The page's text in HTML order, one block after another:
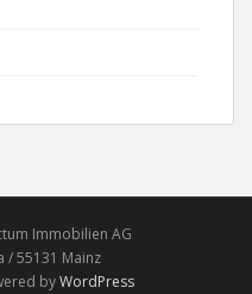
Immobilien AG
/ 55131 Mainz
byWordPress